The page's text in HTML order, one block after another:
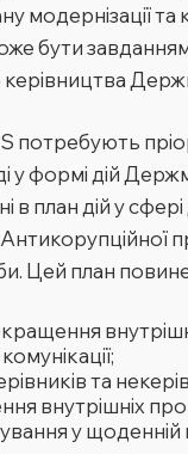
модернізації та
бути
потребують
у формі дій
в план дій у
Цей план
та
внутрішніх
у щоденній